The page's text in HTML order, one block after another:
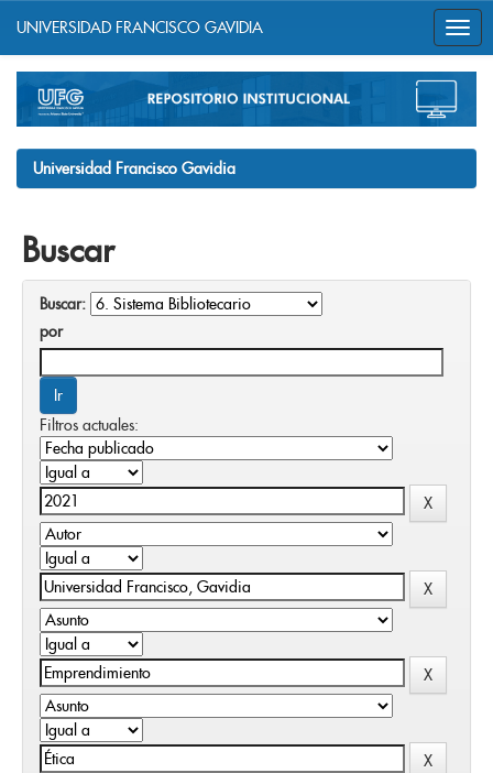
navigation
UNIVERSIDAD FRANCISCO GAVIDIA
Universidad Francisco Gavidia
Buscar
Buscar:
por
Filtros actuales: